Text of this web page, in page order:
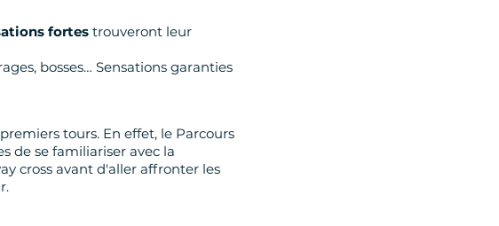
fortes trouveront leur
bosses… Sensations garanties
tours. En effet, le Parcours
de se familiariser avec la
cross avant d'aller affronter les